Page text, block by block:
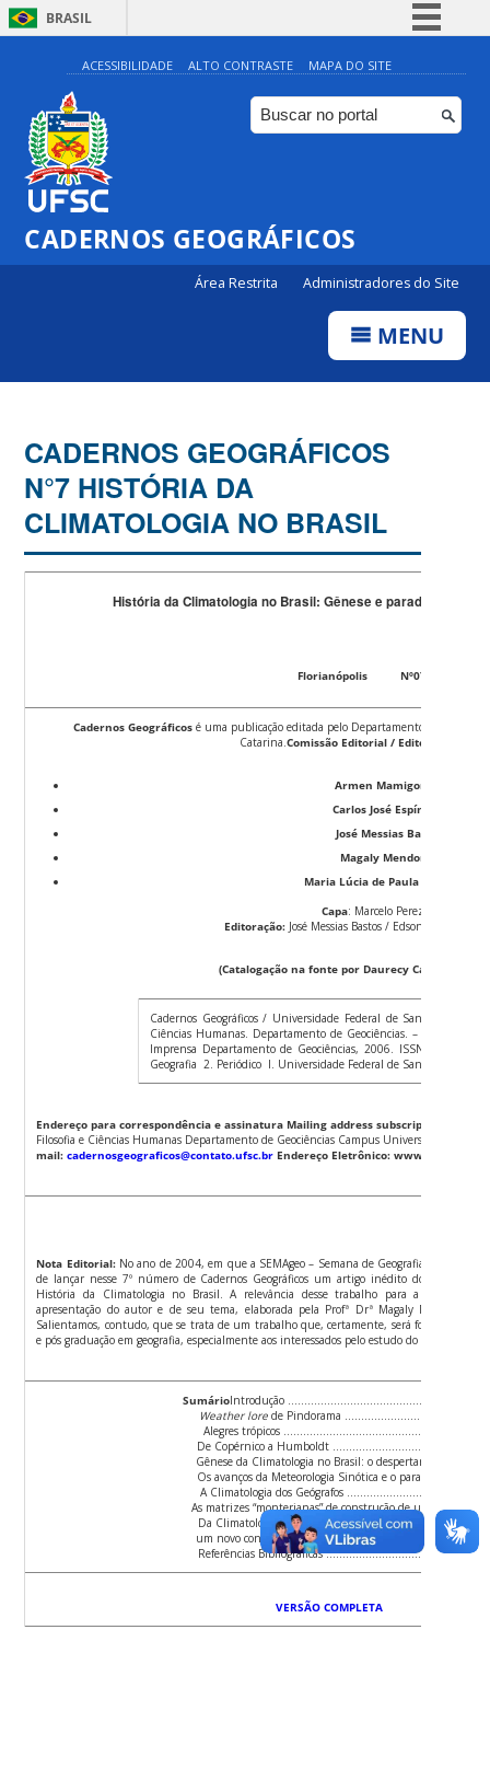
BRASIL
Simplifique!
Comunica BR
Participe
Canais
ACESSIBILIDADE ALTO CONTRASTE MAPA DO SITE
CADERNOS GEOGRÁFICOS
Área Restrita Administradores do Site
MENU
CADERNOS GEOGRÁFICOS
N°7 HISTÓRIA DA
CLIMATOLOGIA NO BRASIL
História da Climatologia no Brasil: Gênese e paradigmas do
Florianópolis Nº07 124p.
Cadernos Geográficos é uma publicação editada pelo Departamento de
Catarina.Comissão Editorial / Editorial
Armen Mamigonian
Carlos José Espíndola
José Messias Bastos
Magaly Mendonça
Maria Lúcia de Paula Hermann
Capa: Marcelo Perez
Editoração:José Messias Bastos / Edson de Morais
(Catalogação na fonte por Daurecy Camilo – CRB
Cadernos Geográficos / Universidade Federal de Santa
Ciências Humanas. Departamento de Geociências. – nº 15 (Maio
Imprensa Departamento de Geociências, 2006. ISSN 1519-
Geografia 2. Periódico I. Universidade Federal de Santa Catarina.
Endereço para correspondência e assinatura Mailing address subscriptions
Filosofia e Ciências Humanas Departamento de Geociências Campus Universitário –
mail:cadernosgeograficos@contato.ufsc.br Endereço Eletrônico:
Nota Editorial:No ano de 2004, em que a SEMAgeo – Semana de Geografia da UFSC-
de lançar nesse 7º número de Cadernos Geográficos um artigo inédito do Professor
História da Climatologia no Brasil. A relevância desse trabalho para a
apresentação do autor e de seu tema, elaborada pela Profª Drª Magaly Mendonça
Salientamos, contudo, que se trata de um trabalho que, certamente, será fonte
e pós graduação em geografia, especialmente aos interessados pelo estudo do clima como
SumárioIntrodução
Weather lore de Pindorama
Alegres trópicos
De Copérnico a Humboldt
Gênese da Climatologia no Brasil: o despertar de uma
Os avanços da Meteorologia Sinótica e o paradigma
A Climatologia dos Geógrafos
As matrizes “monterianas” de construção de um
Da Climatologia Geográfica à Geografia do Clima: uma
um novo conhecimento
Referências Bibliográficas
VERSÃO COMPLETA